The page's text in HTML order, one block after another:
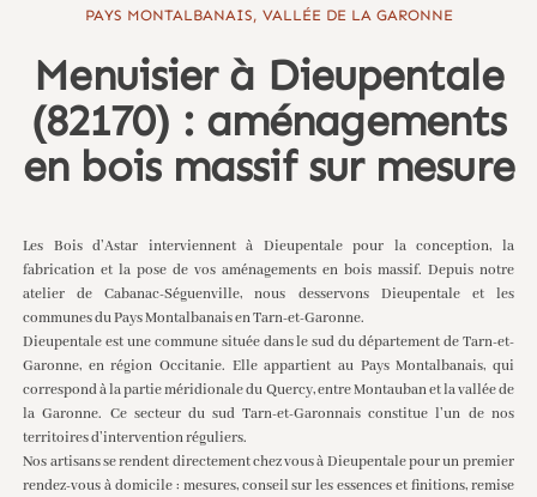
PAYS MONTALBANAIS, VALLÉE DE LA GARONNE
Menuisier à Dieupentale
(82170) : aménagements
en bois massif sur mesure
Les Bois d’Astar interviennent à Dieupentale pour la conception, la
fabrication et la pose de vos aménagements en bois massif. Depuis notre
atelier de Cabanac-Séguenville, nous desservons Dieupentale et les
communes du Pays Montalbanais en Tarn-et-Garonne.
Dieupentale est une commune située dans le sud du département de Tarn-et-
Garonne, en région Occitanie. Elle appartient au Pays Montalbanais, qui
correspond à la partie méridionale du Quercy, entre Montauban et la vallée de
la Garonne. Ce secteur du sud Tarn-et-Garonnais constitue l’un de nos
territoires d’intervention réguliers.
Nos artisans se rendent directement chez vous à Dieupentale pour un premier
rendez-vous à domicile : mesures, conseil sur les essences et finitions, remise